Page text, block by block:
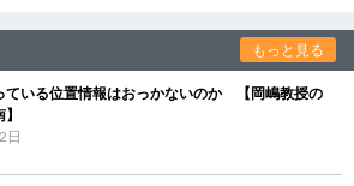
もっと見る
ている位置情報はおっかないのか 【岡嶋教授の
日